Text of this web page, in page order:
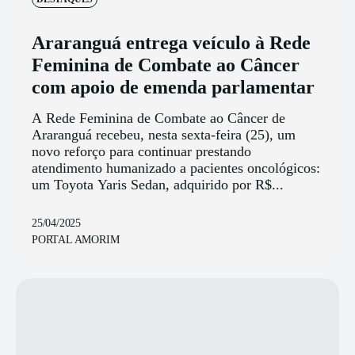
Araranguá entrega veículo à Rede
Feminina de Combate ao Câncer
com apoio de emenda parlamentar
A Rede Feminina de Combate ao Câncer de
Araranguá recebeu, nesta sexta-feira (25), um
novo reforço para continuar prestando
atendimento humanizado a pacientes oncológicos:
um Toyota Yaris Sedan, adquirido por R$...
25/04/2025
PORTAL AMORIM